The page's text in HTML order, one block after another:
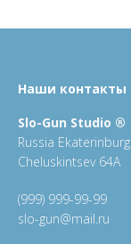
Наши контакты
Slo-Gun Studio ®
Russia Ekaterinburg
Cheluskintsev 64A
(999) 999-99-99
slo-gun@mail.ru